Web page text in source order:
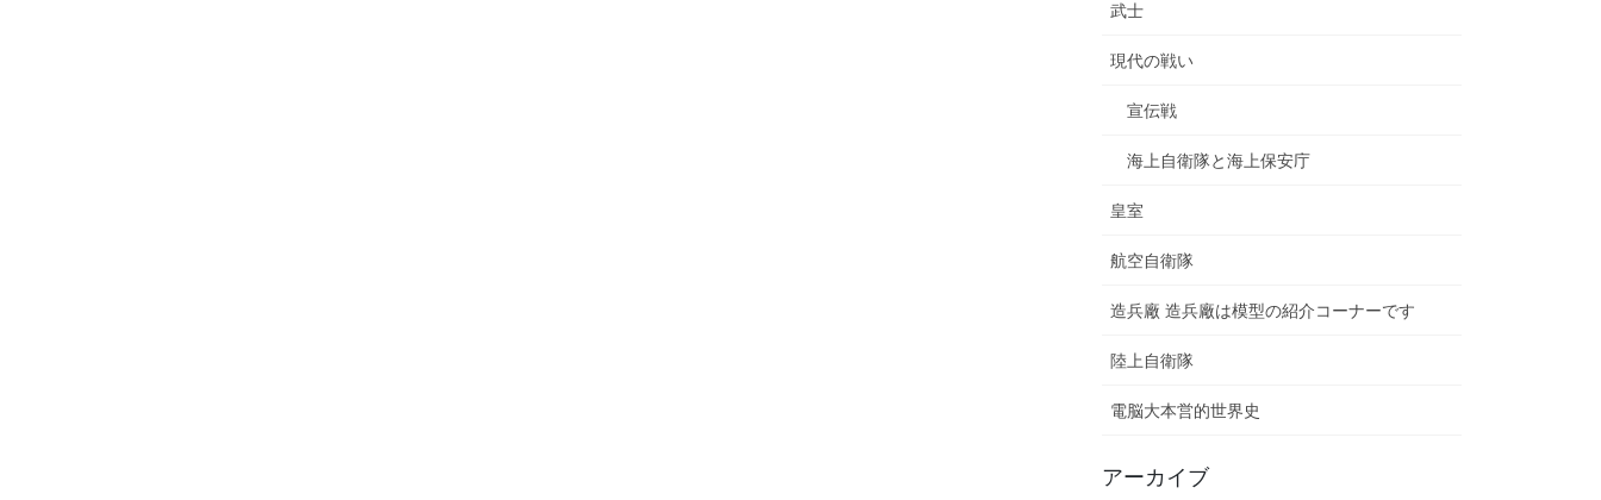
武士
現代の戦い
宣伝戦
海上自衛隊と海上保安庁
皇室
航空自衛隊
造兵廠 造兵廠は模型の紹介コーナーです
陸上自衛隊
電脳大本営的世界史
アーカイブ